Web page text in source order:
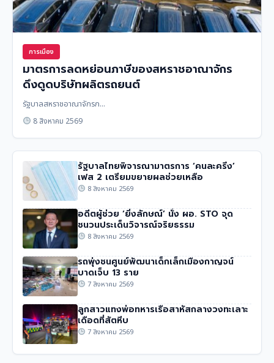
การเมือง
มาตรการลดหย่อนภาษีของสหราชอาณาจักร
ดึงดูดบริษัทผลิตรถยนต์
รัฐบาลสหราชอาณาจักรก...
8 สิงหาคม 2569
รัฐบาลไทยพิจารณามาตรการ ‘คนละครึ่ง’
เฟส 2 เตรียมขยายผลช่วยเหลือ
8 สิงหาคม 2569
อดีตผู้ช่วย ‘ยิ่งลักษณ์’ นั่ง ผอ. STO จุด
ชนวนประเด็นวิจารณ์จริยธรรม
8 สิงหาคม 2569
รถพุ่งชนศูนย์พัฒนาเด็กเล็กเมืองกาญจน์
บาดเจ็บ 13 ราย
7 สิงหาคม 2569
ลูกสาวแทงพ่อทหารเรือสาหัสกลางวงทะเลาะ
เดือดที่สัตหีบ
7 สิงหาคม 2569